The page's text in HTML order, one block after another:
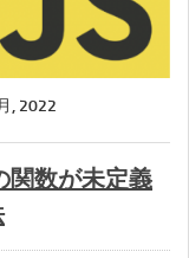
, 2022
関数が未定義